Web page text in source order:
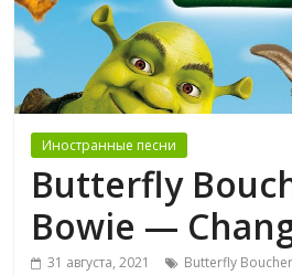
Иностранные песни
Butterfly
Bowie —
31 августа, 2021 Butterfly Boucher